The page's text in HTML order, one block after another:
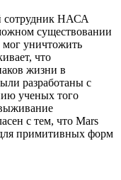
сотрудник НАСА
существовании
уничтожить
что
жизни в
разработаны с
ученых того
с тем, что Mars
примитивных форм